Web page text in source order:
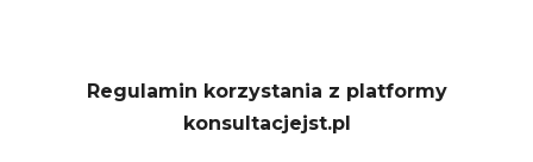
Regulamin korzystania z platformy
konsultacjejst.pl